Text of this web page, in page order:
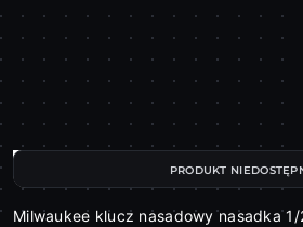
Milwaukee klucz nasadowy nasadka 1/
PRODUKT